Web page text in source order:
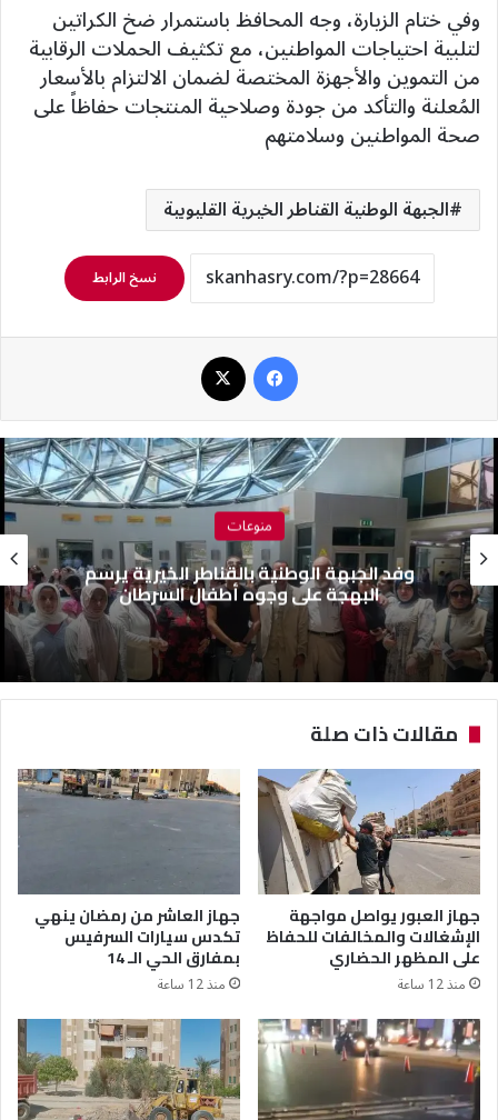
وفي ختام الزيارة، وجه المحافظ باستمرار ضخ الكراتين
لتلبية احتياجات المواطنين، مع تكثيف الحملات الرقابية
من التموين والأجهزة المختصة لضمان الالتزام بالأسعار
المُعلنة والتأكد من جودة وصلاحية المنتجات حفاظاً على
صحة المواطنين وسلامتهم
الجبهة الوطنية القناطر الخيرية القليوبية
نسخ الرابط
منوعات
وفد الجبهة الوطنية بالقناطر الخيرية يرسم
البهجة على وجوه أطفال السرطان
مقالات ذات صلة
جهاز العبور يواصل مواجهة
الإشغالات والمخالفات للحفاظ
على المظهر الحضاري
منذ 12 ساعة
جهاز العاشر من رمضان ينهي
تكدس سيارات السرفيس
بمفارق الحي الـ 14
منذ 12 ساعة